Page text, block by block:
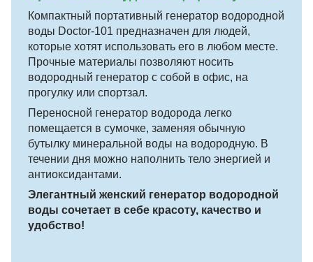
Компактный портативный генератор водородной
воды Doctor-101 предназначен для людей,
которые хотят использовать его в любом месте.
Прочные материалы позволяют носить
водородный генератор с собой в офис, на
прогулку или спортзал.
Переносной генератор водорода легко
помещается в сумочке, заменяя обычную
бутылку минеральной воды на водородную. В
течении дня можно наполнить тело энергией и
антиоксидантами.
Элегантный женский генератор водородной
воды сочетает в себе красоту, качество и
удобство!